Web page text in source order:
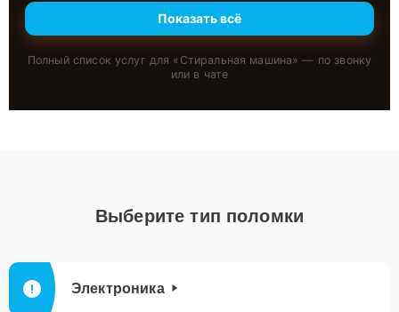
Показать всё
Полный список услуг для « Стиральная машина» — по звонку
или в чате
Выберите тип поломки
Электроника